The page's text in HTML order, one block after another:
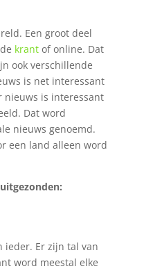
Een groot deel
krantof online. Dat
ook verschillende
is net interessant
nieuws is interessant
Dat word
nieuws genoemd.
een land alleen word
ieder. Er zijn tal van
word meestal elke